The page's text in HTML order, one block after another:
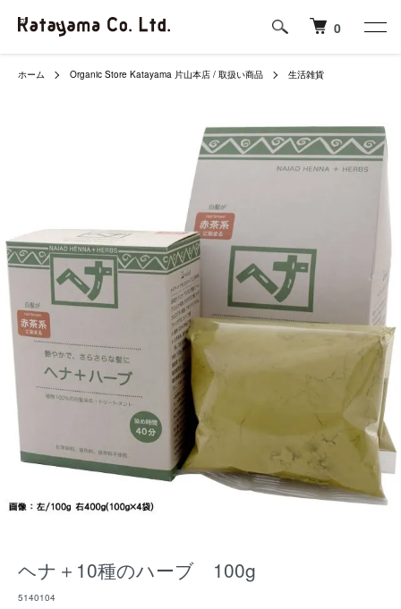
0
ホーム Organic Store Katayama 片山本店 / 取扱い商品 生活雑貨
ヘナ＋10種のハーブ 100g
5140104